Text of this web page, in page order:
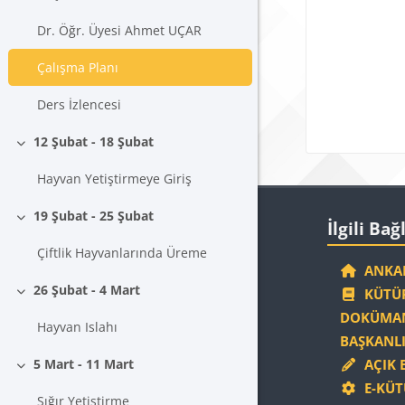
Dr. Öğr. Üyesi Ahmet UÇAR
Çalışma Planı
Ders İzlencesi
Daralt
12 Şubat - 18 Şubat
Hayvan Yetiştirmeye Giriş
Daralt
19 Şubat - 25 Şubat
Çiftlik Hayvanlarında Üreme
Daralt
26 Şubat - 4 Mart
Hayvan Islahı
Daralt
5 Mart - 11 Mart
Sığır Yetiştirme
İlgili
AÇIK
E-